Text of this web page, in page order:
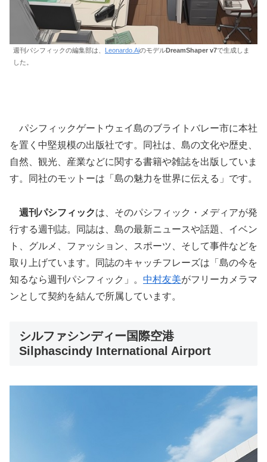
週刊パシフィックの編集部は、 Leonardo.AiのモデルDreamShaper v7で生成しま
した。
パシフィックゲートウェイ島のブライトバレー市に本社
を置く中堅規模の出版社です。同社は、島の文化や歴史、
自然、観光、産業などに関する書籍や雑誌を出版していま
す。同社のモットーは「島の魅力を世界に伝える」です。
週刊パシフィックは、そのパシフィック・メディアが発
行する週刊誌。同誌は、島の最新ニュースや話題、イベン
ト、グルメ、ファッション、スポーツ、そして事件などを
取り上げています。同誌のキャッチフレーズは「島の今を
知るなら週刊パシフィック」。 中村友美がフリーカメラマ
ンとして契約を結んで所属しています。
シルファシンディー国際空港
Silphascindy International Airport